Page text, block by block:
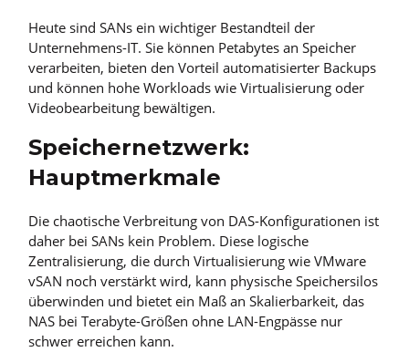
Heute sind SANs ein wichtiger Bestandteil der
Unternehmens-IT. Sie können Petabytes an Speicher
verarbeiten, bieten den Vorteil automatisierter Backups
und können hohe Workloads wie Virtualisierung oder
Videobearbeitung bewältigen.
Speichernetzwerk:
Hauptmerkmale
Die chaotische Verbreitung von DAS-Konfigurationen ist
daher bei SANs kein Problem. Diese logische
Zentralisierung, die durch Virtualisierung wie VMware
vSAN noch verstärkt wird, kann physische Speichersilos
überwinden und bietet ein Maß an Skalierbarkeit, das
NAS bei Terabyte-Größen ohne LAN-Engpässe nur
schwer erreichen kann.